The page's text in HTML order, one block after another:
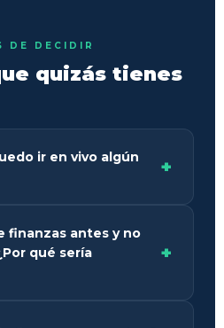
DE DECIDIR
quizás tienes
ir en vivo algún
Map crea un espacio
comparten sus
y su historia con
finanzas antes y no
qué sería